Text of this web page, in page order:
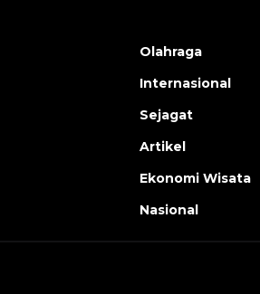
Olahraga
Internasional
Sejagat
Artikel
Ekonomi Wisata
Nasional